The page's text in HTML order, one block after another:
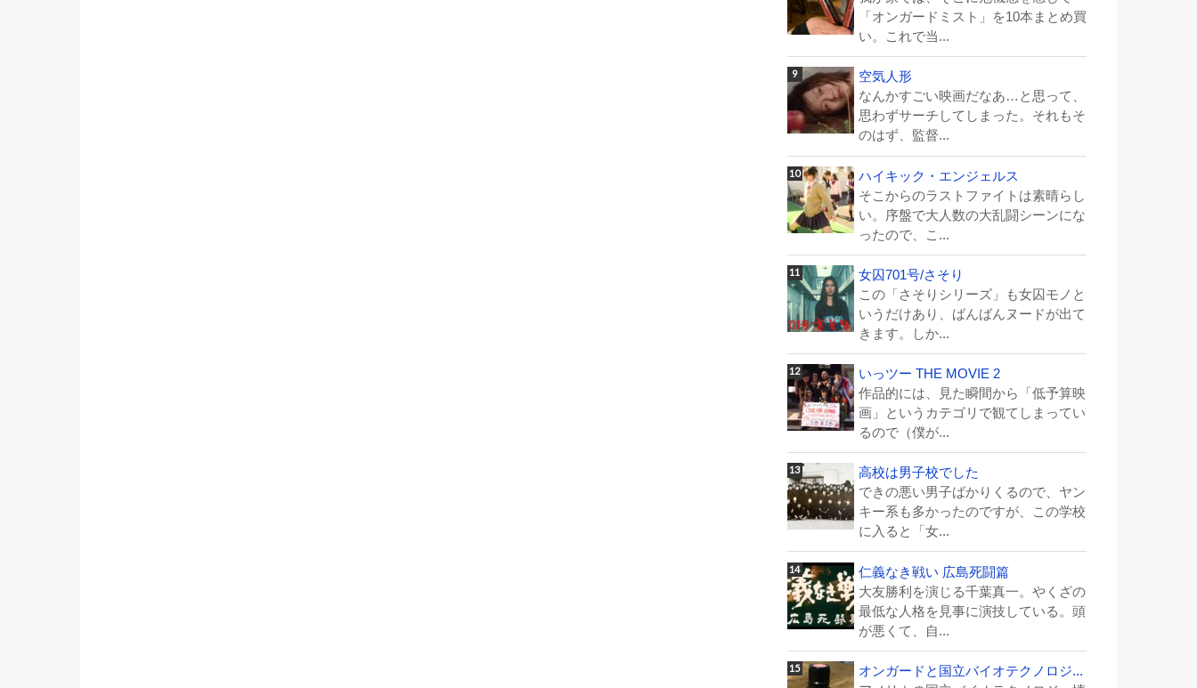
「オンガードミスト」を10本まとめ買
い。これで当...
空気人形
なんかすごい映画だなあ…と思って、
思わずサーチしてしまった。それもそ
のはず、監督...
ハイキック・エンジェルス
そこからのラストファイトは素晴らし
い。序盤で大人数の大乱闘シーンにな
ったので、こ...
女囚701号/さそり
この「さそりシリーズ」も女囚モノと
いうだけあり、ばんばんヌードが出て
きます。しか...
いっツー THE MOVIE 2
作品的には、見た瞬間から「低予算映
画」というカテゴリで観てしまってい
るので（僕が...
高校は男子校でした
できの悪い男子ばかりくるので、ヤン
キー系も多かったのですが、この学校
に入ると「女...
仁義なき戦い 広島死闘篇
大友勝利を演じる千葉真一。やくざの
最低な人格を見事に演技している。頭
が悪くて、自...
オンガードと国立バイオテクノロジ...